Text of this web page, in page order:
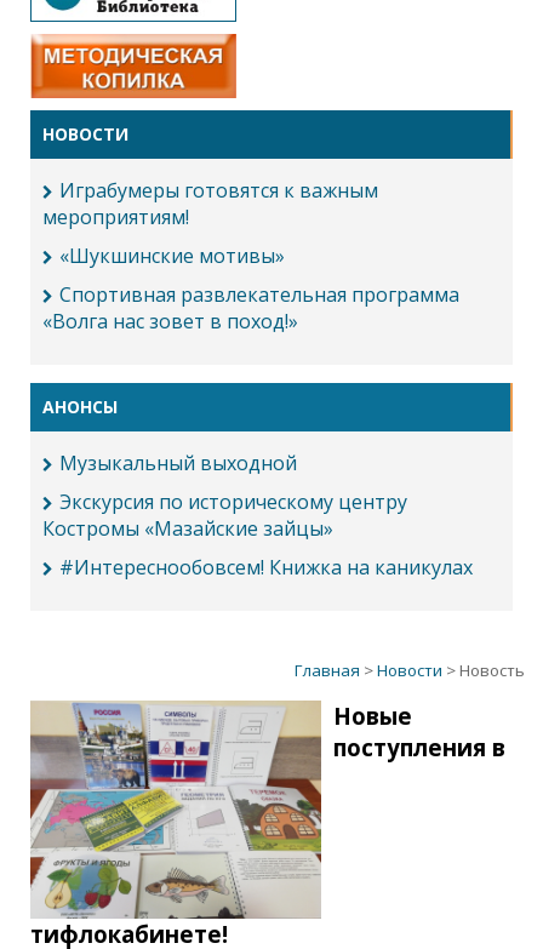
НОВОСТИ
Играбумеры готовятся к важным
мероприятиям!
«Шукшинские мотивы»
Спортивная развлекательная программа
«Волга нас зовет в поход!»
АНОНСЫ
Музыкальный выходной
Экскурсия по историческому центру
Костромы «Мазайские зайцы»
#Интереснообовсем! Книжка на каникулах
Главная >Новости > Новость
Новые
поступления в
тифлокабинете!